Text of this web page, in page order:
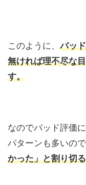
このように、バッ
無ければ理不尽な
す。
なのでバッド評価
パターンも多いの
かった」と割り切